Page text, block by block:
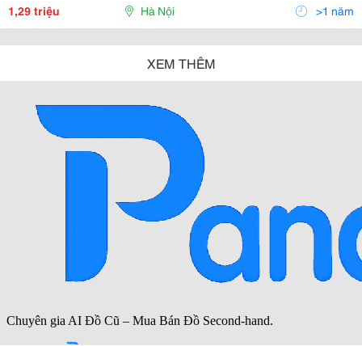
Ngõ 225 Nguyễn Đức Cản
1,29 triệu Hà Nội >1 năm
XEM THÊM